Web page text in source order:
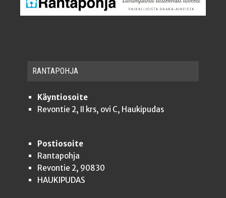
RAN­TA­POH­JA
Käyntiosoite
Revontie 2, II krs, ovi C, Haukipudas
Postiosoite
Rantapohja
Revontie 2, 90830
HAUKIPUDAS